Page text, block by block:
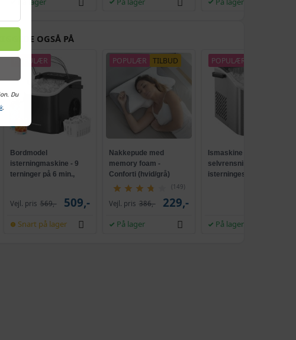
OGSÅ PÅ
POPULÆR
Bordmodel
isterningmaskine - 9
terninger på 6 min.,
Vejl. pris 569,- 509,-
Snart på lager
POPULÆR TILBUD
Nakkepude med
memory foam -
Conforti (hvid/grå)
(149)
Vejl. pris 386,- 229,-
På lager
POPULÆR
Ismaskine med
selvrensning, 2
isterningestørrelser, 12
På lager
Du
.